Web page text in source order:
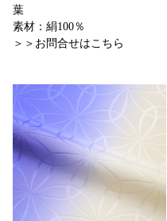
葉
素材：絹100％
＞＞お問合せはこちら